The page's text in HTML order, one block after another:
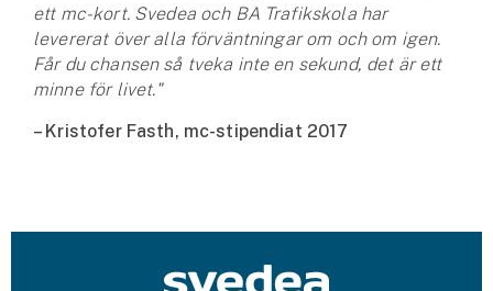
ett mc-kort. Svedea och BA Trafikskola har
levererat över alla förväntningar om och om igen.
Får du chansen så tveka inte en sekund, det är ett
minne för livet."
– Kristofer Fasth, mc-stipendiat 2017